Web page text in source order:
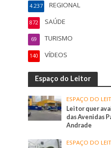
REGIONAL
4.237
SAÚDE
872
TURISMO
69
VÍDEOS
140
Espaço do Leitor
ESPAÇO DO
Leitor quer
das Avenidas
Andrade
ESPAÇO DO